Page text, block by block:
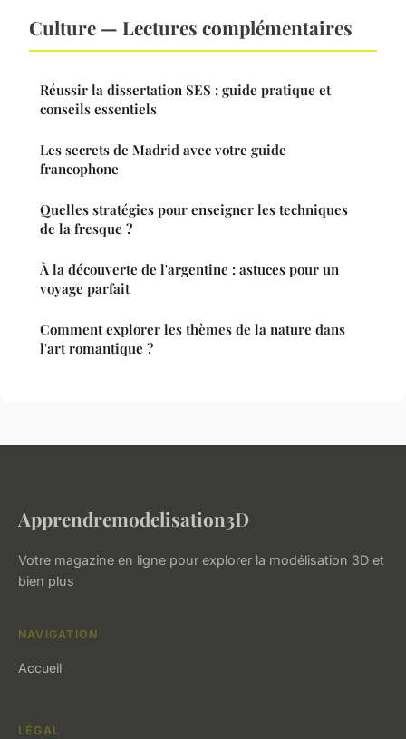
Culture — Lectures complémentaires
Réussir la dissertation SES : guide pratique et
conseils essentiels
Les secrets de Madrid avec votre guide
francophone
Quelles stratégies pour enseigner les techniques
de la fresque ?
À la découverte de l'argentine : astuces pour un
voyage parfait
Comment explorer les thèmes de la nature dans
l'art romantique ?
Apprendremodelisation3D
Votre magazine en ligne pour explorer la modélisation 3D et
bien plus
NAVIGATION
Accueil
LÉGAL